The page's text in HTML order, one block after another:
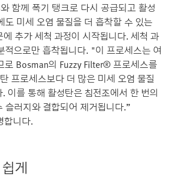
함께 폭기 탱크로 다시 공급되고 활성
도 미세 오염 물질을 더 흡착할 수 있는
추가 세척 과정이 시작됩니다. 세척 과
적으로만 흡착됩니다. "이 프로세스는 여
로 Bosman의 Fuzzy Filter® 프로세스를
프로세스보다 더 많은 미세 오염 물질
이를 통해 활성탄은 침전조에서 한 번의
슬러지와 결합되어 제거됩니다.”
합니다.
게